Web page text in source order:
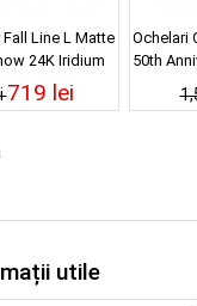
Line L Matte
24K Iridium
26
719 lei
Ochelari
50th
utile